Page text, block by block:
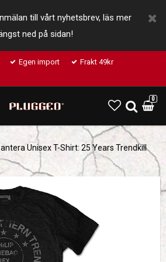
till vårt nyhetsbrev, läs mer
ned på sidan!
Egen import
Frakt 49kr
0
Unisex T-Shirt: 25 Years Trendkill